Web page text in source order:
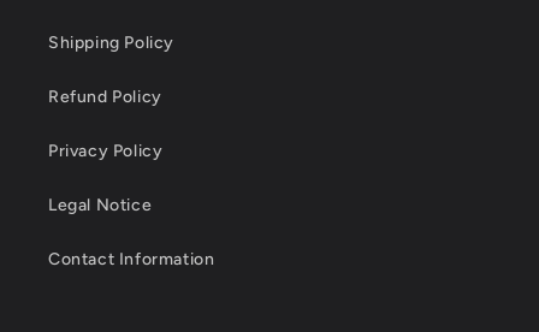
Shipping Policy
Refund Policy
Privacy Policy
Legal Notice
Contact Information